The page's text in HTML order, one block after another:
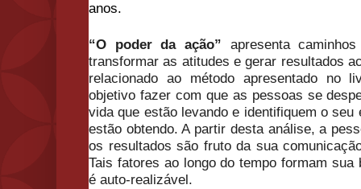
anos.
“O poder da ação”
apresenta
transformar as atitudes e gerar resultados
relacionado ao método apresentado no
objetivo fazer com que as pessoas se
vida que estão levando e identifiquem o seu
estão obtendo. A partir desta análise, a
os resultados são fruto da sua comunicaçã
Tais fatores ao longo do tempo formam
é auto-realizável.